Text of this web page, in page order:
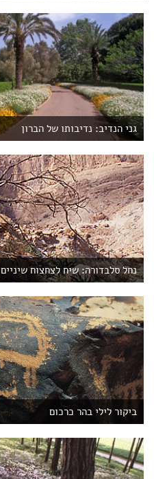
גני הנדיב: נדיבותו של הברון
נחל סלבדורה: שיח לצחצוח שיניים
ביקור לילי בהר כרכום